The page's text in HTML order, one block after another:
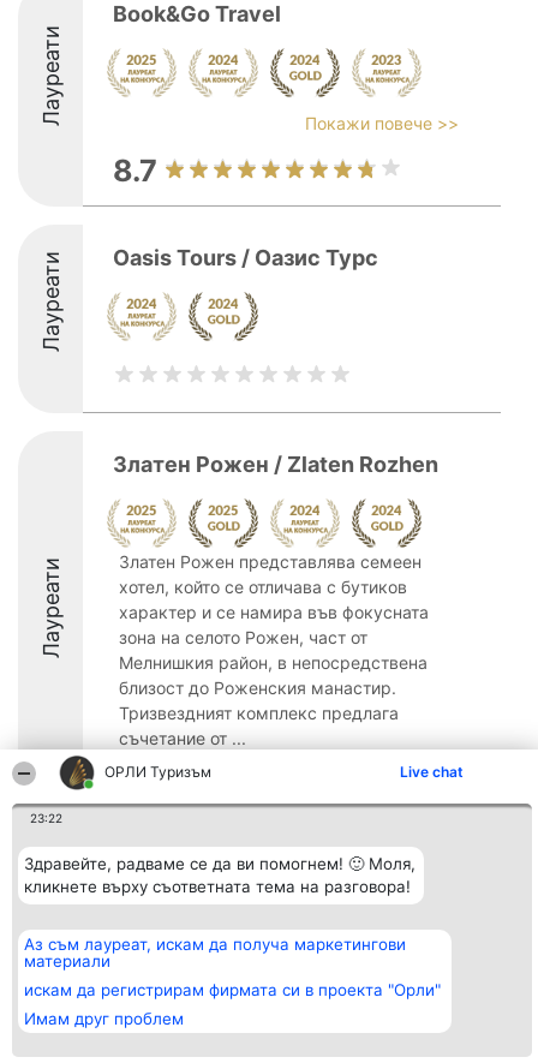
ОРЛИ Туризъм Live chat
23:22
Здравейте, радваме се да ви помогнем! 🙂 Моля,
кликнете върху съответната тема на разговора!
Аз съм лауреат, искам да получа маркетингови
материали
искам да регистрирам фирмата си в проекта "Орли"
Имам друг проблем
Лауреати
Book&Go Travel
Покажи повече >>
8.7
Лауреати Oasis Tours / Оазис Турс
Лауреати
Златен Рожен / Zlaten Rozhen
Златен Рожен представлява семеен
хотел, който се отличава с бутиков
характер и се намира във фокусната
зона на селото Рожен, част от
Мелнишкия район, в непосредствена
близост до Роженския манастир.
Тризвездният комплекс предлага
съчетание от ...
9.6
Организатор на
класиране
Beautiful Company S.R.L.
Sus Nr. 2, Bl. A30, Sc. A, Et.
4, Ap. 13
București 53-238
CUI 36737675
Класация
Победители
Списък на
победители
Правила
Политика за
Контакти
Контакти